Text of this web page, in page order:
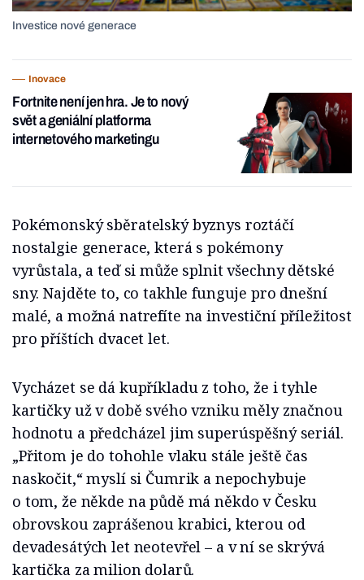
Investice nové generace
Inovace
Fortnite není jen hra. Je to nový
svět a geniální platforma
internetového marketingu
Pokémonský sběratelský byznys roztáčí
nostalgie generace, která s pokémony
vyrůstala, a teď si může splnit všechny dětské
sny. Najděte to, co takhle funguje pro dnešní
malé, a možná natrefíte na investiční příležitost
pro příštích dvacet let.
Vycházet se dá kupříkladu z toho, že i tyhle
kartičky už v době svého vzniku měly značnou
hodnotu a předcházel jim superúspěšný seriál.
„Přitom je do tohohle vlaku stále ještě čas
naskočit,“ myslí si Čumrik a nepochybuje
o tom, že někde na půdě má někdo v Česku
obrovskou zaprášenou krabici, kterou od
devadesátých let neotevřel – a v ní se skrývá
kartička za milion dolarů.